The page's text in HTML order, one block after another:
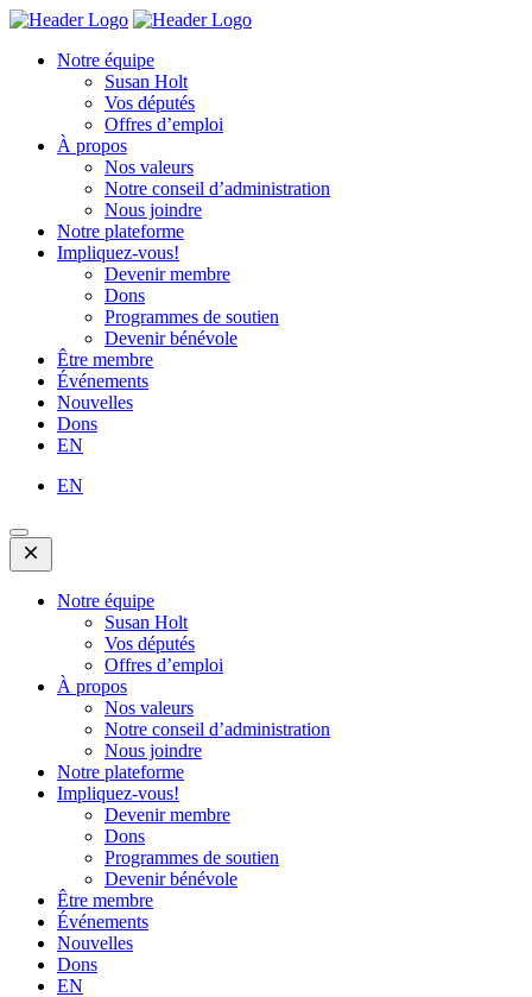
Skip
content
Homepage
Homepage
Notre équipe
Susan Holt
Vos députés
Offres d’emploi
À propos
Nos valeurs
Notre conseil d’administration
Nous joindre
Notre plateforme
Impliquez-vous!
Devenir membre
Dons
Programmes de soutien
Devenir bénévole
Être membre
Événements
Nouvelles
Dons
EN
EN
Open
Mobile
Menu
Notre équipe
Susan Holt
Vos députés
Offres d’emploi
À propos
Nos valeurs
Notre conseil d’administration
Nous joindre
Notre plateforme
Impliquez-vous!
Devenir membre
Dons
Programmes de soutien
Devenir bénévole
Être membre
Événements
Nouvelles
Dons
EN